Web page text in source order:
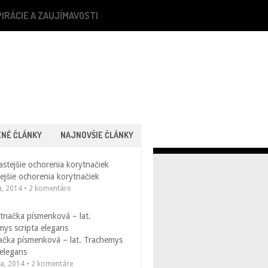
A ZAUJÍMAVOSTI
ČLÁNKY NAJNOVŠIE ČLÁNKY
ochorenia korytnačiek
2014 • 2 komentáre
písmenková – lat. Trachemys
2014 • 2 komentáre